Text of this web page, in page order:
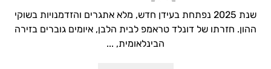
שנת 2025 נפתחת בעידן חדש, מלא אתגרים והזדמנויות בשוקי
ההון. חזרתו של דונלד טראמפ לבית הלבן, איומים גוברים בזירה
הבינלאומית, ...